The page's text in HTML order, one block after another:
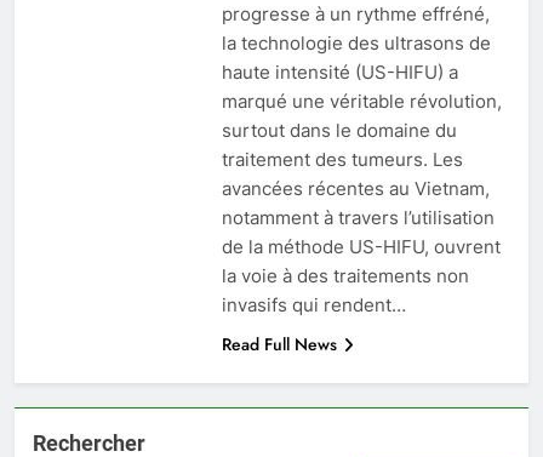
progresse à un rythme effréné,
la technologie des ultrasons de
haute intensité (US-HIFU) a
marqué une véritable révolution,
surtout dans le domaine du
traitement des tumeurs. Les
avancées récentes au Vietnam,
notamment à travers l’utilisation
de la méthode US-HIFU, ouvrent
la voie à des traitements non
invasifs qui rendent…
Read Full News
Rechercher